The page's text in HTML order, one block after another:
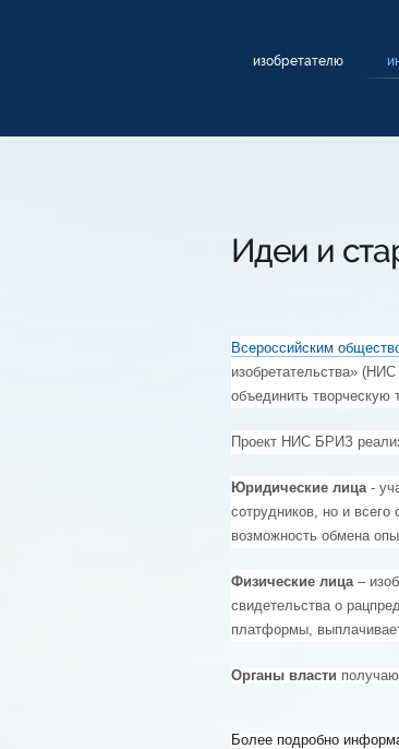
изобретателю
Идеи и
Всероссийским
изобретательства»
объединить творческую
Проект НИС БРИЗ
Юридические лица -
сотрудников, но и
возможность обмена
Физические лица–
свидетельства о
платформы,
Органы власти
Более подробно